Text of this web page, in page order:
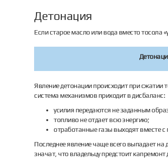
Детонация
Если старое масло или вода вместо тосола
Явление детонации происходит при сжатии
система механизмов приходит в дисбаланс:
усилия передаются не заданным
топливо не отдает всю энергию;
отработанные газы выходят вместе
Последнее явление чаще всего выпадает
значат, что владельцу предстоит